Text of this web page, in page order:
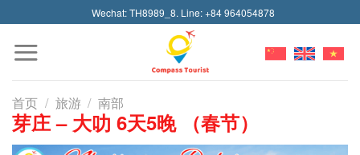
to
content
Wechat: TH8989_8. Line: +84 964054878
首页 / 旅游 / 南部
芽庄 – 大叻 6天5晚 （春节）